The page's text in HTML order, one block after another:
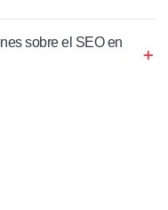
sobre el SEO en